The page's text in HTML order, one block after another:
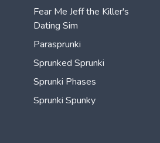
Fear Me Jeff the Killer's
Dating Sim
Parasprunki
Sprunked Sprunki
Sprunki Phases
Sprunki Spunky